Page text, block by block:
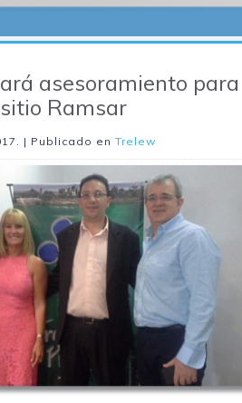
asesoramiento
Ramsar
. | Publicado en Trelew